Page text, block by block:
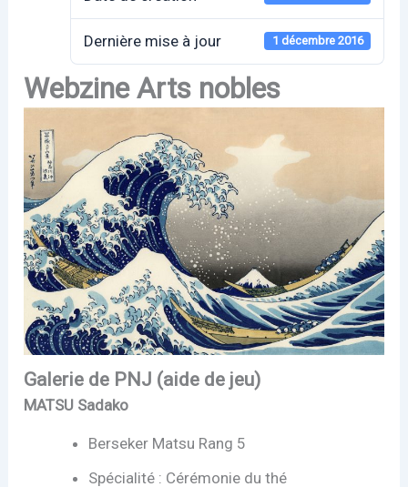
Dernière mise à jour 1 décembre 2016
Webzine Arts nobles
Galerie de PNJ (aide de jeu)
MATSU Sadako
Berseker Matsu Rang 5
Spécialité : Cérémonie du thé